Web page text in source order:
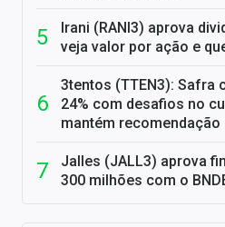
Irani (RANI3) aprova
veja valor por ação e
3tentos (TTEN3): Safra
24% com desafios no
mantém recomendação
Jalles (JALL3) aprova
300 milhões com o